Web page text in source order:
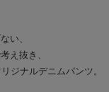
い、
え抜き、
ジナルデニムパンツ。